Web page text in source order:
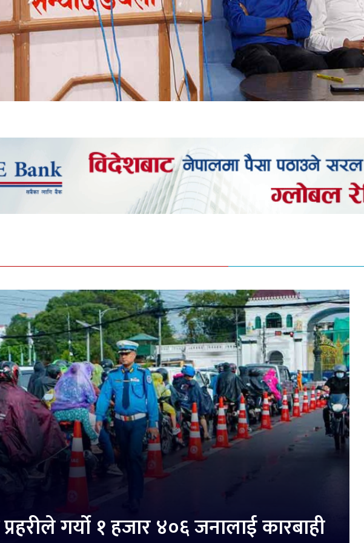
गर्यो १ हजार ४०६ जनालाई कारबाही